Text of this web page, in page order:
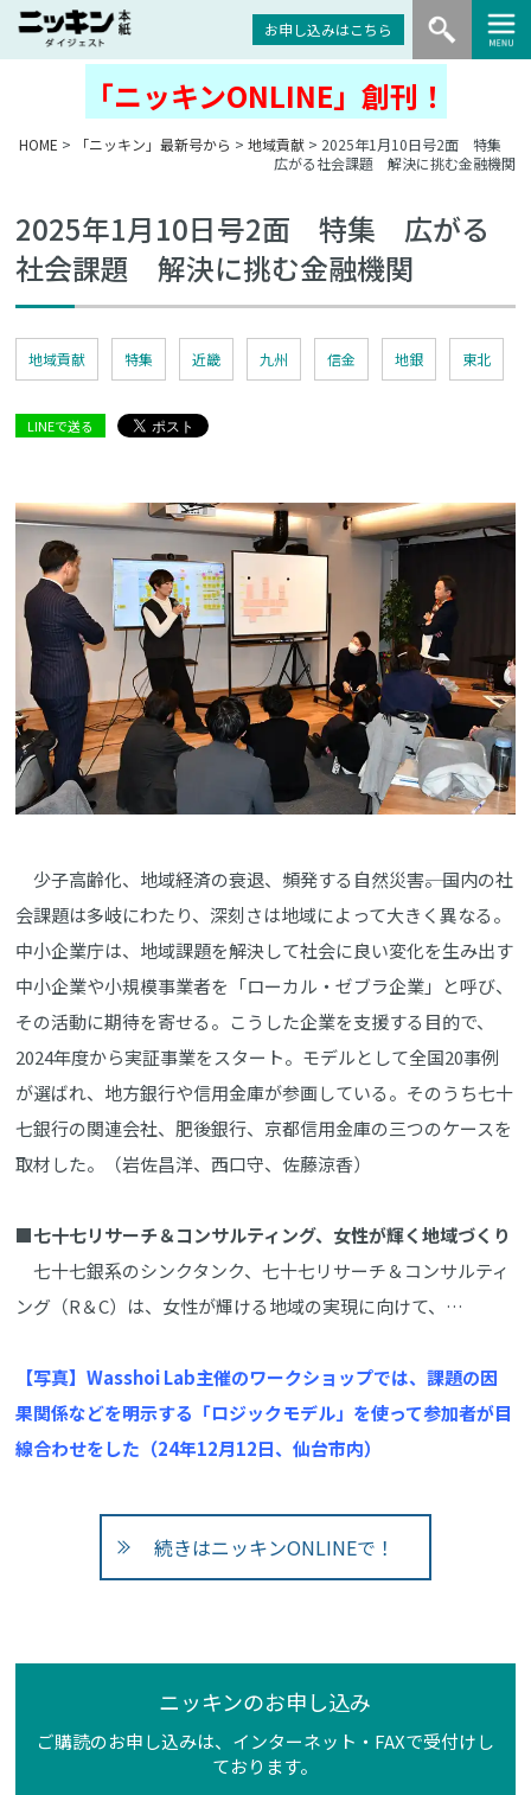
お申し込みはこちら
「ニッキンONLINE」創刊！
HOME > 「ニッキン」最新号から > 地域貢献> 2025年1月10日号2面 特集
広がる社会課題 解決に挑む金融機関
2025年1月10日号2面 特集 広がる
社会課題 解決に挑む金融機関
地域貢献 特集 近畿 九州 信金 地銀 東北
LINEで送る
少子高齢化、地域経済の衰退、頻発する自然災害――。国内の社
会課題は多岐にわたり、深刻さは地域によって大きく異なる。
中小企業庁は、地域課題を解決して社会に良い変化を生み出す
中小企業や小規模事業者を「ローカル・ゼブラ企業」と呼び、
その活動に期待を寄せる。こうした企業を支援する目的で、
2024年度から実証事業をスタート。モデルとして全国20事例
が選ばれ、地方銀行や信用金庫が参画している。そのうち七十
七銀行の関連会社、肥後銀行、京都信用金庫の三つのケースを
取材した。（岩佐昌洋、西口守、佐藤涼香）
■七十七リサーチ＆コンサルティング、女性が輝く地域づくり
七十七銀系のシンクタンク、七十七リサーチ＆コンサルティ
ング（R＆C）は、女性が輝ける地域の実現に向けて、…
【写真】Wasshoi Lab主催のワークショップでは、課題の因
果関係などを明示する「ロジックモデル」を使って参加者が目
線合わせをした（24年12月12日、仙台市内）
続きはニッキンONLINEで！
ニッキンのお申し込み
ご購読のお申し込みは、インターネット・FAXで受付けし
ております。